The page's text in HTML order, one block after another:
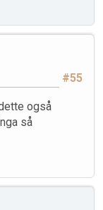
#55
også
så